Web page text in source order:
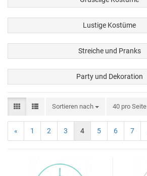
Lustige Kostüme
Streiche und Pranks
Party und Dekoration
Sortieren nach 40 pro Seite
« 1 2 3 4 5 6 7